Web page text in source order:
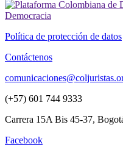
Política de protección de datos
Contáctenos
(+57) 601 744 9333
Carrera 15A Bis 45-37,
Facebook